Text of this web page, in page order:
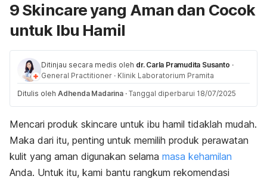
9 Skincare yang Aman dan Cocok
untuk Ibu Hamil
Ditinjau secara medis oleh dr. Carla Pramudita Susanto ·
General Practitioner · Klinik Laboratorium Pramita
Ditulis oleh Adhenda Madarina · Tanggal diperbarui 18/07/2025
Mencari produk skincare untuk ibu hamil tidaklah mudah.
Maka dari itu, penting untuk memilih produk perawatan
kulit yang aman digunakan selama masa kehamilan
Anda. Untuk itu, kami bantu rangkum rekomendasi